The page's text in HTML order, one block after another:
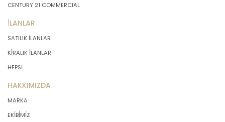
CENTURY 21 COMMERCIAL
İLANLAR
SATILIK İLANLAR
KİRALIK İLANLAR
HEPSİ
HAKKIMIZDA
MARKA
EKİBİMİZ